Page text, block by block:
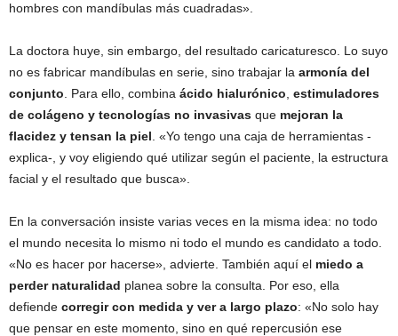
hombres con mandíbulas más cuadradas».
La doctora huye, sin embargo, del resultado caricaturesco. Lo suyo
no es fabricar mandíbulas en serie, sino trabajar la armonía del
conjunto . Para ello, combina ácido hialurónico estimuladores
de colágeno y tecnologías no invasivas que mejoran la
flacidez y tensan la piel . «Yo tengo una caja de herramientas -
explica-, y voy eligiendo qué utilizar según el paciente, la estructura
facial y el resultado que busca».
En la conversación insiste varias veces en la misma idea: no todo
el mundo necesita lo mismo ni todo el mundo es candidato a todo.
«No es hacer por hacerse», advierte. También aquí el miedo a
perder naturalidad planea sobre la consulta. Por eso, ella
defiende corregir con medida y ver a largo plazo: «No solo hay
que pensar en este momento, sino en qué repercusión ese